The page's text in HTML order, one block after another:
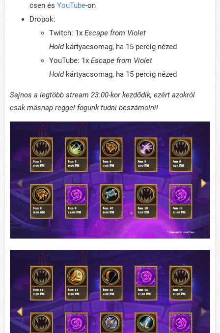
csen és YouTube-on
Dropok:
Twitch: 1x Escape from Violet
Hold kártyacsomag, ha 15 percig nézed
YouTube: 1x Escape from Violet
Hold kártyacsomag, ha 15 percig nézed
Sajnos a legtöbb stream 23:00-kor kezdődik, ezért azokról
csak másnap reggel fogunk tudni beszámolni!